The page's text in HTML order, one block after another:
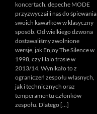
koncertach. depeche MODE
przyzwyczaili nas do śpiewania
swoich kawałków w klasyczny
sposób. Od wielkiego dzwona
dostawaliśmy zwolnione
wersje, jak Enjoy The Silence w
1998, czy Halo trasie w
2013/14. Wynikało to z
ograniczeń zespołu własnych,
jak i technicznych oraz
temperamentu członków
zespołu. Dlatego […]